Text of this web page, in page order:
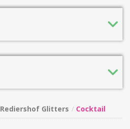
Rediershof Glitters Cocktail